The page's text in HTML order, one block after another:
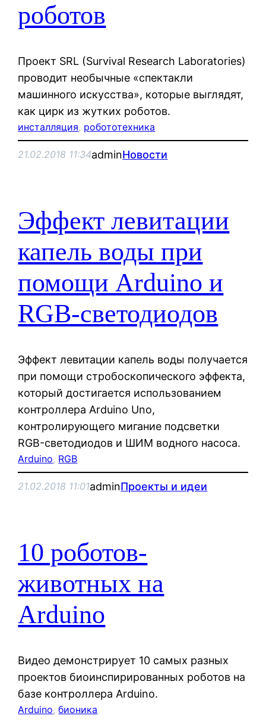
роботов
Проект SRL (Survival Research Laboratories)
проводит необычные «спектакли
машинного искусства», которые выглядят,
как цирк из жутких роботов.
инсталляция, робототехника
21.02.2018 11:34adminНовости
Эффект левитации
капель воды при
помощи Arduino и
RGB-светодиодов
Эффект левитации капель воды получается
при помощи стробоскопического эффекта,
который достигается использованием
контроллера Arduino Uno,
контролирующего мигание подсветки
RGB-светодиодов и ШИМ водного насоса.
Arduino, RGB
21.02.2018 11:01adminПроекты и идеи
10 роботов-
животных на
Arduino
Видео демонстрирует 10 самых разных
проектов биоинспирированных роботов на
базе контроллера Arduino.
Arduino, бионика